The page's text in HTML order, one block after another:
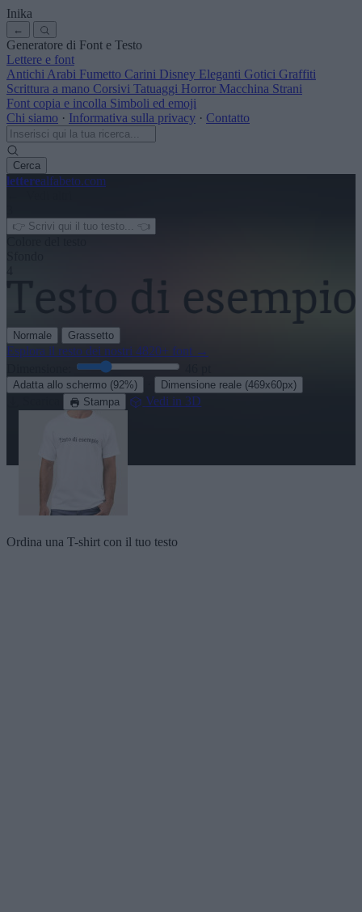
Inika
←
Generatore di Font e Testo
Lettere e font
Antichi Arabi Fumetto Carini Disney Eleganti Gotici Graffiti
Scrittura a mano Corsivi Tatuaggi Horror Macchina Strani
Font copia e incolla Simboli ed emoji
Chi siamo · Informativa sulla privacy · Contatto
Cerca
letterealfabeto.com
Normale Grassetto
Esplora il resto dei nostri 4820+ font →
Adatta allo schermo (92%) Dimensione reale (469x60px)
Stampa Vedi in 3D
Ordina una T-shirt con il tuo testo